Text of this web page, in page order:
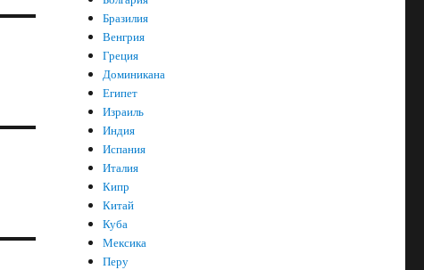
Бразилия
Венгрия
Греция
Доминикана
Египет
Израиль
Индия
Испания
Италия
Кипр
Китай
Куба
Мексика
Перу